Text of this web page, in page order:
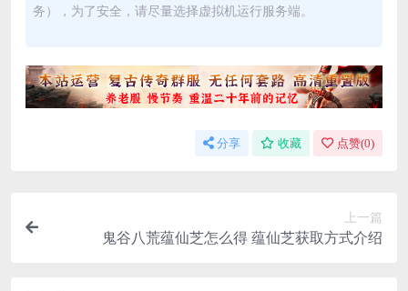
务），为了安全，请尽量选择虚拟机运行服务端。
分享 收藏 点赞(0)
上一篇
鬼谷八荒蕴仙芝怎么得 蕴仙芝获取方式介绍